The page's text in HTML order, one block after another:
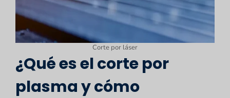
Corte por láser
¿Qué es el corte por
plasma y cómo